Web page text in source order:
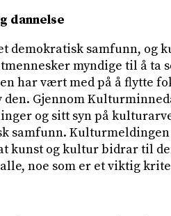
dannelse
demokratisk samfunn, og
myndige til å ta
har vært med på å flytte
Gjennom
og sitt syn på
samfunn.
kunst og kultur bidrar til
noe som er et viktig